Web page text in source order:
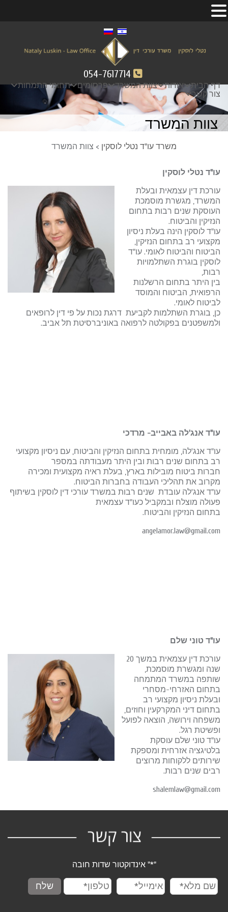
דף הבית אודות צוות המשרד פרסומים
תחומי התמחות
צור קשר
צוות המשרד
משרד עו"ד נטלי לוסקין > צוות המשרד
עו"ד נטלי לוסקין
עורכת דין עצמאית ובעלת
המשרד, מגשרת מוסמכת
העוסקת שנים רבות בתחום
הנזיקין והביטוח.
עו"ד לוסקין הינה בעלת ניסיון
מקצועי רב בתחום הנזיקין,
הביטוח והביטוח לאומי. עו"ד
לוסקין בוגרת השתלמויות
רבות,
בין היתר בתחום הרשלנות
הרפואית, הביטוח והמוסד
לביטוח לאומי.
כן, בוגרת השתלמות לקביעת דרגת נכות על פי דין לרופאים
ולמשפטנים בפקולטה לרפואה באוניברסיטת תל אביב.
עו"ד אנג'לה באבייב- מרדכי
עו"ד אנג'לה, מומחית בתחום הנזיקין והביטוח, עם ניסיון מקצועי
רב בתחום שנים רבות ובין היתר מעבודתה במספר
חברות ביטוח מובילות בארץ, בעלת ראיה מקצועית ומכירה
מקרוב את תהליכי העבודה בחברות הביטוח.
עו"ד אנג'לה עובדת שנים רבות במשרד עורכי דין לוסקין בשיתוף
פעולה מוצלח ובמקביל כעו"ד עצמאית
בתחום הנזיקין והביטוח.
angelamor.law@gmail.com
עו"ד טוני שלם
עורכת דין עצמאית במשך 20
שנה ומגשרת מוסמכת,
שותפה במשרד המתמחה
בתחום האזרחי-מסחרי
ובעלת ניסיון מקצועי רב
בתחום דיני המקרקעין וחוזים,
משפחה וירושה, הוצאה לפועל
ופשיטת רגל.
עו"ד טוני שלם עוסקת
בלטיגציה אזרחית ומספקת
שירותים ללקוחות מרוצים
רבים שנים רבות.
shalemlaw@gmail.com
"
*" אינדוקטור שדות חובה